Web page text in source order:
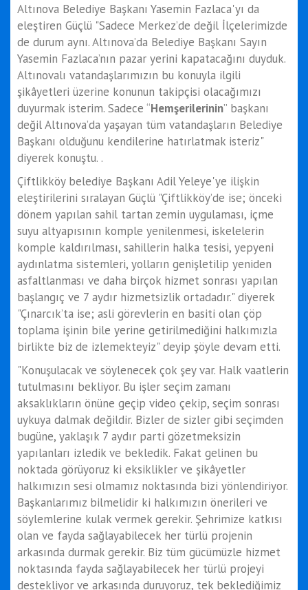
Altınova Belediye Başkanı Yasemin Fazlaca'yı da
eleştiren Güçlü "Sadece Merkez’de değil İlçelerimizde
de durum aynı. Altınova’da Belediye Başkanı Sayın
Yasemin Fazlaca’nın pazar yerini kapatacağını duyduk.
Altınovalı vatandaşlarımızın bu konuyla ilgili
şikâyetleri üzerine konunun takipçisi olacağımızı
duyurmak isterim. Sadece “Hemşerilerinin” başkanı
değil Altınova’da yaşayan tüm vatandaşların Belediye
Başkanı olduğunu kendilerine hatırlatmak isteriz"
diyerek konuştu. .
Çiftlikköy belediye Başkanı Adil Yeleye'ye ilişkin
eleştirilerini sıralayan Güçlü "Çiftlikköy’de ise; önceki
dönem yapılan sahil tartan zemin uygulaması, içme
suyu altyapısının komple yenilenmesi, iskelelerin
komple kaldırılması, sahillerin halka tesisi, yepyeni
aydınlatma sistemleri, yolların genişletilip yeniden
asfaltlanması ve daha birçok hizmet sonrası yapılan
başlangıç ve 7 aydır hizmetsizlik ortadadır." diyerek
"Çınarcık’ta ise; asli görevlerin en basiti olan çöp
toplama işinin bile yerine getirilmediğini halkımızla
birlikte biz de izlemekteyiz" deyip şöyle devam etti.
"Konuşulacak ve söylenecek çok şey var. Halk vaatlerin
tutulmasını bekliyor. Bu işler seçim zamanı
aksaklıkların önüne geçip video çekip, seçim sonrası
uykuya dalmak değildir. Bizler de sizler gibi seçimden
bugüne, yaklaşık 7 aydır parti gözetmeksizin
yapılanları izledik ve bekledik. Fakat gelinen bu
noktada görüyoruz ki eksiklikler ve şikâyetler
halkımızın sesi olmamız noktasında bizi yönlendiriyor.
Başkanlarımız bilmelidir ki halkımızın önerileri ve
söylemlerine kulak vermek gerekir. Şehrimize katkısı
olan ve fayda sağlayabilecek her türlü projenin
arkasında durmak gerekir. Biz tüm gücümüzle hizmet
noktasında fayda sağlayabilecek her türlü projeyi
destekliyor ve arkasında duruyoruz, tek beklediğimiz